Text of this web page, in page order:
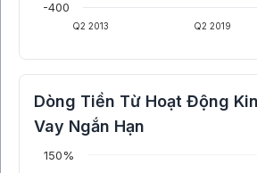
Q2 2013 Q2 2019
-400
Dòng Tiền Từ Hoạt Động
Vay Ngắn Hạn
150%